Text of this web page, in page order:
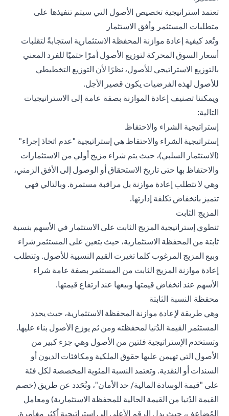
تعتمد استراتيجية تخصيص الأصول التي سيتم تنفيذها على
متطلبات المستثمر وأفق الاستثمار
وتُعد كيفية إعادة موازنة المحفظة الاستثمارية استجابةً لتقلبات
أسعار السوق المحركة لتوزيع الأصول أمرًا حتميًا للفرد المعني
بالتوزيع الاستراتيجي للأصول، نظرًا لأن التوزيع التخطيطي
للأصول لهذه الفرضيات يكون قصير الأجل.
ويمكننا تصنيف إعادة الموازنة بصفة عامة إلى الاستراتيجيات
التالية:
إستراتيجية الشراء والاحتفاظ
إستراتيجية الشراء والاحتفاظ هي إستراتيجية "عدم اتخاذ إجراء"
(الاستثمار السلبي)، حيث يتم شراء مزيج أولي من الاستثمارات
والاحتفاظ بها حتى تاريخ الاستحقاق أو الوصول إلى الأفق الزمني،
وهي لا تتطلب إعادة موازنة بل مراقبة مستمرة. وبالتالي فهي
تتميز بانخفاض تكلفة إدارتها.
المزيج الثابت
تنطوي إستراتيجية المزيج الثابت على الاستثمار في الأسهم بنسبة
ثابتة من المحفظة الاستثمارية، حيث يتعين على المستثمر شراء
وبيع المزيج المرغوب كلما تغيرت القيم النسبية للأصول. وتتطلب
إعادة موازنة المزيج الثابت من المستثمر بصفة عامة شراء
الأسهم عند انخفاض قيمتها وبيعها عند ارتفاع قيمتها.
محفظة النسبة الثابتة
وهي طريقة لإعادة موازنة المحفظة الاستثمارية، حيث يحدد
المستثمر القيمة الدُنيا لمحفظته ومن ثم يوزع الأصول بناء عليها.
وتستخدم الإستراتيجية فئتين من الأصول وهي جزء كبير من
الأصول التي تهيمن عليها حقوق الملكية ومكافئات الديون أو
السندات أو النقدية. وتعتمد النسبة المئوية المخصصة لكل فئة
على "قيمة الوسادة المالية/ حد الأمان"، وتُحَدد عن طريق (خصم
القيمة الدُنيا من القيمة الحالية للمحفظة الاستثمارية) ومعامل
المُضاعِف، حيث يدل الرقم الأعلى إلى إستراتيجية أكثر مغامرة.